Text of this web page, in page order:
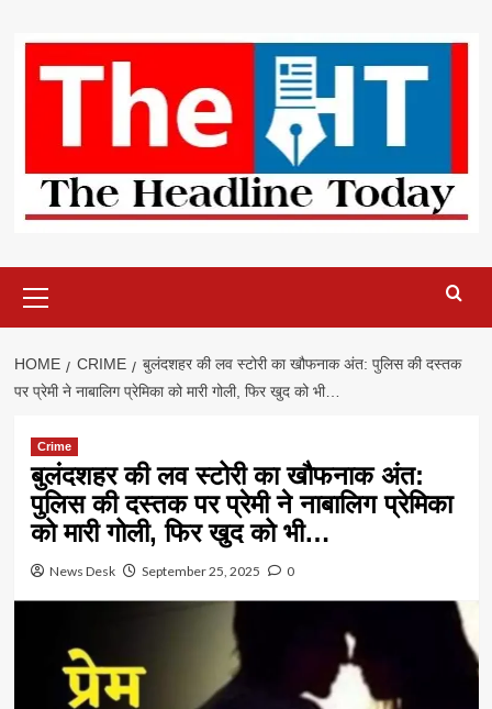
content
Menu
HOME CRIME
बुलंदशहर की लव स्टोरी का खौफनाक अंत: पुलिस की दस्तक
पर प्रेमी ने नाबालिग प्रेमिका को मारी गोली, फिर खुद को भी…
Crime
बुलंदशहर की लव स्टोरी का खौफनाक अंत:
पुलिस की दस्तक पर प्रेमी ने नाबालिग प्रेमिका
को मारी गोली, फिर खुद को भी…
News Desk September 25, 2025 0